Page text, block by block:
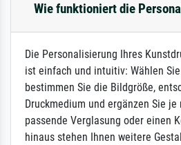
Wie funktioniert die
Die Personalisierung Ihres
ist einfach und intuitiv: Wählen
bestimmen Sie die Bildgröße,
Druckmedium und ergänzen Sie
passende Verglasung oder einen
hinaus stehen Ihnen weitere